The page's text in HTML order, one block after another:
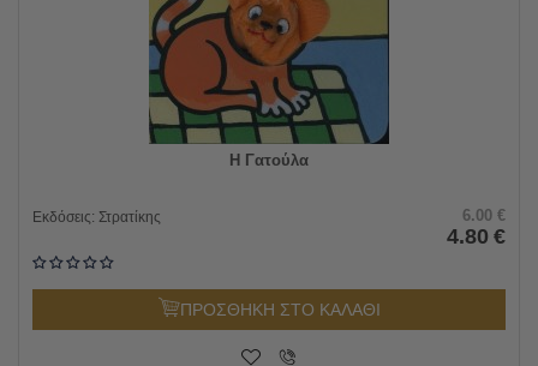
Η Γατούλα
Εκδόσεις: Στρατίκης 6.00 €
4.80 €
ΠΡΟΣΘΗΚΗ ΣΤΟ ΚΑΛΑΘΙ